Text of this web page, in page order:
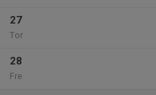
27
Tor
28
Fre